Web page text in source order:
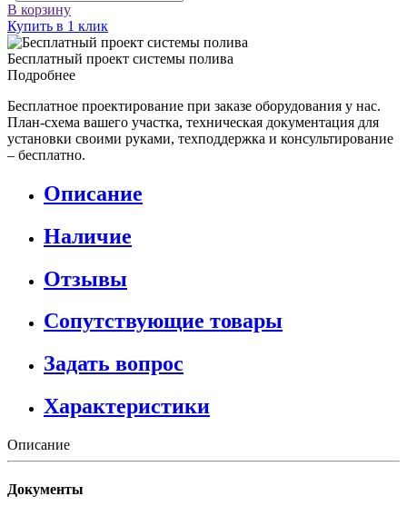
В корзину
Купить в 1 клик
Бесплатный проект системы полива
Подробнее
Бесплатное проектирование при заказе оборудования у нас.
План-схема вашего участка, техническая документация для
установки своими руками, техподдержка и консультирование
– бесплатно.
Описание
Наличие
Отзывы
Сопутствующие товары
Задать вопрос
Характеристики
Описание
Документы